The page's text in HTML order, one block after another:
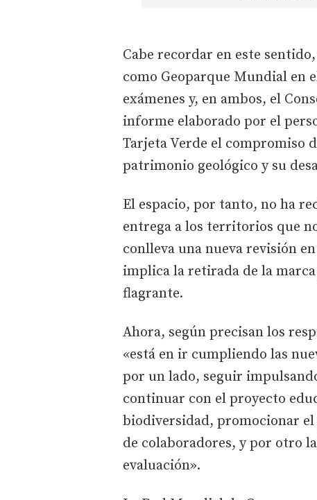
Cabe recordar en este
como Geoparque Mundial en
exámenes y, en ambos, el
informe elaborado por el
Tarjeta Verde el compromiso
patrimonio geológico y su
El espacio, por tanto, no ha
entrega a los territorios que
conlleva una nueva revisión
implica la retirada de la
flagrante.
Ahora, según precisan los
«está en ir cumpliendo las
por un lado, seguir
continuar con el proyecto
biodiversidad, promocionar
de colaboradores, y por otro
evaluación».